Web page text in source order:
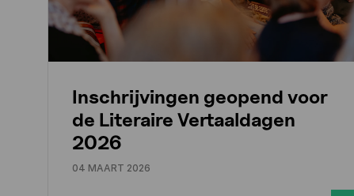
Inschrijvingen geopend voor
de Literaire Vertaaldagen
2026
04 MAART 2026